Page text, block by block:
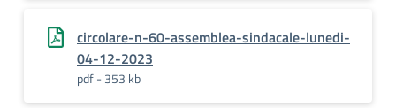
circolare-n-60-assemblea-sindacale-lunedi-
04-12-2023
pdf - 353 kb